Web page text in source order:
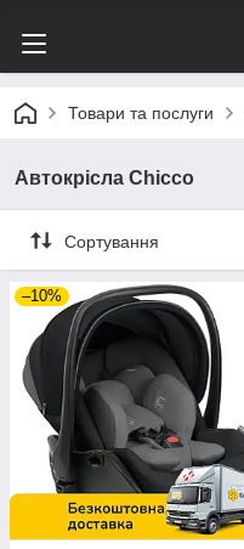
Товари та послуги
Автокрісла Chicco
Сортування
–10%